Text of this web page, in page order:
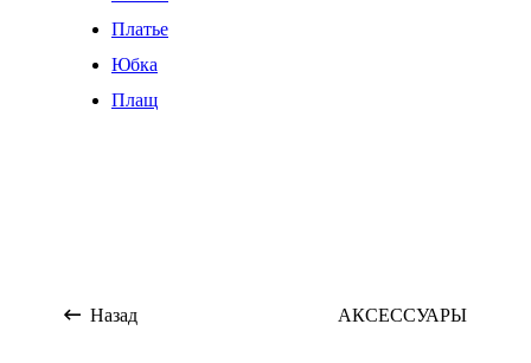
Платье
Юбка
Плащ
Назад АКСЕССУАРЫ